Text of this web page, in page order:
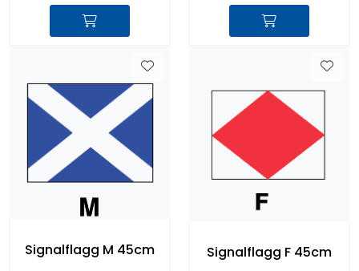
Signalflagg M 45cm Signalflagg F 45cm